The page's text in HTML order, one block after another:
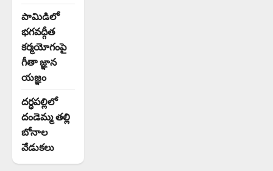
పామిడిలో
భగవద్గీత
కర్మయోగంపై
గీతా జ్ఞాన
యజ్ఞం
దర్ధపల్లిలో
దండెమ్మ తల్లి
బోనాల
వేడుకలు